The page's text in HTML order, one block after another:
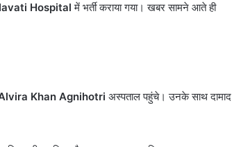
Hospital में भर्ती कराया गया। खबर सामने आते ही
Khan Agnihotri अस्पताल पहुंचे। उनके साथ दामाद